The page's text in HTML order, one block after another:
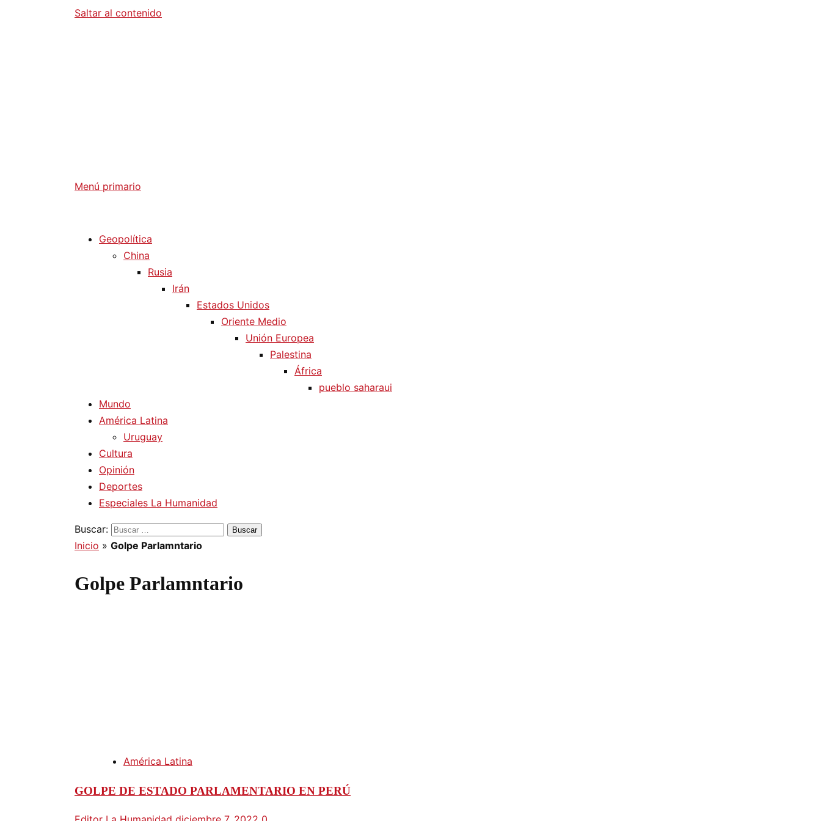
Saltar al contenido
Menú primario
Geopolítica
China
Rusia
Irán
Estados Unidos
Oriente Medio
Unión Europea
Palestina
África
pueblo saharaui
Mundo
América Latina
Uruguay
Cultura
Opinión
Deportes
Especiales La Humanidad
Buscar:
Inicio » Golpe Parlamntario
Golpe Parlamntario
América Latina
GOLPE DE ESTADO PARLAMENTARIO EN PERÚ